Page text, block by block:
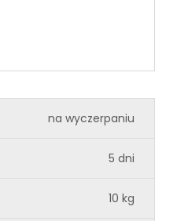
na wyczerpaniu
5 dni
10 kg